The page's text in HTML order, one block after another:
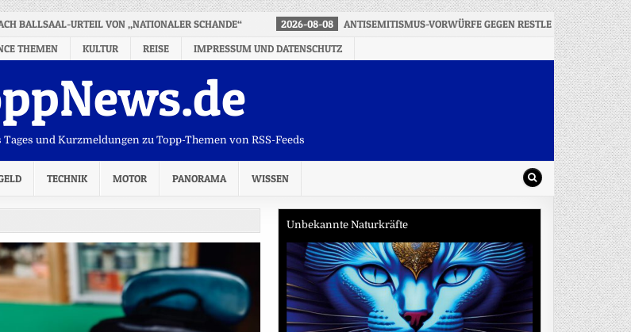
BALLSAAL-URTEIL VON „NATIONALER SCHANDE“ 2026-08-08
ANTISEMITISMUS-VORWÜRFE GEGEN RESTLE – WDR-
THEMEN KULTUR REISE IMPRESSUM UND DATENSCHUTZ
und Kurzmeldungen zu Topp-Themen von RSS-Feeds
TECHNIK MOTOR PANORAMA WISSEN
Unbekannte Naturkräfte